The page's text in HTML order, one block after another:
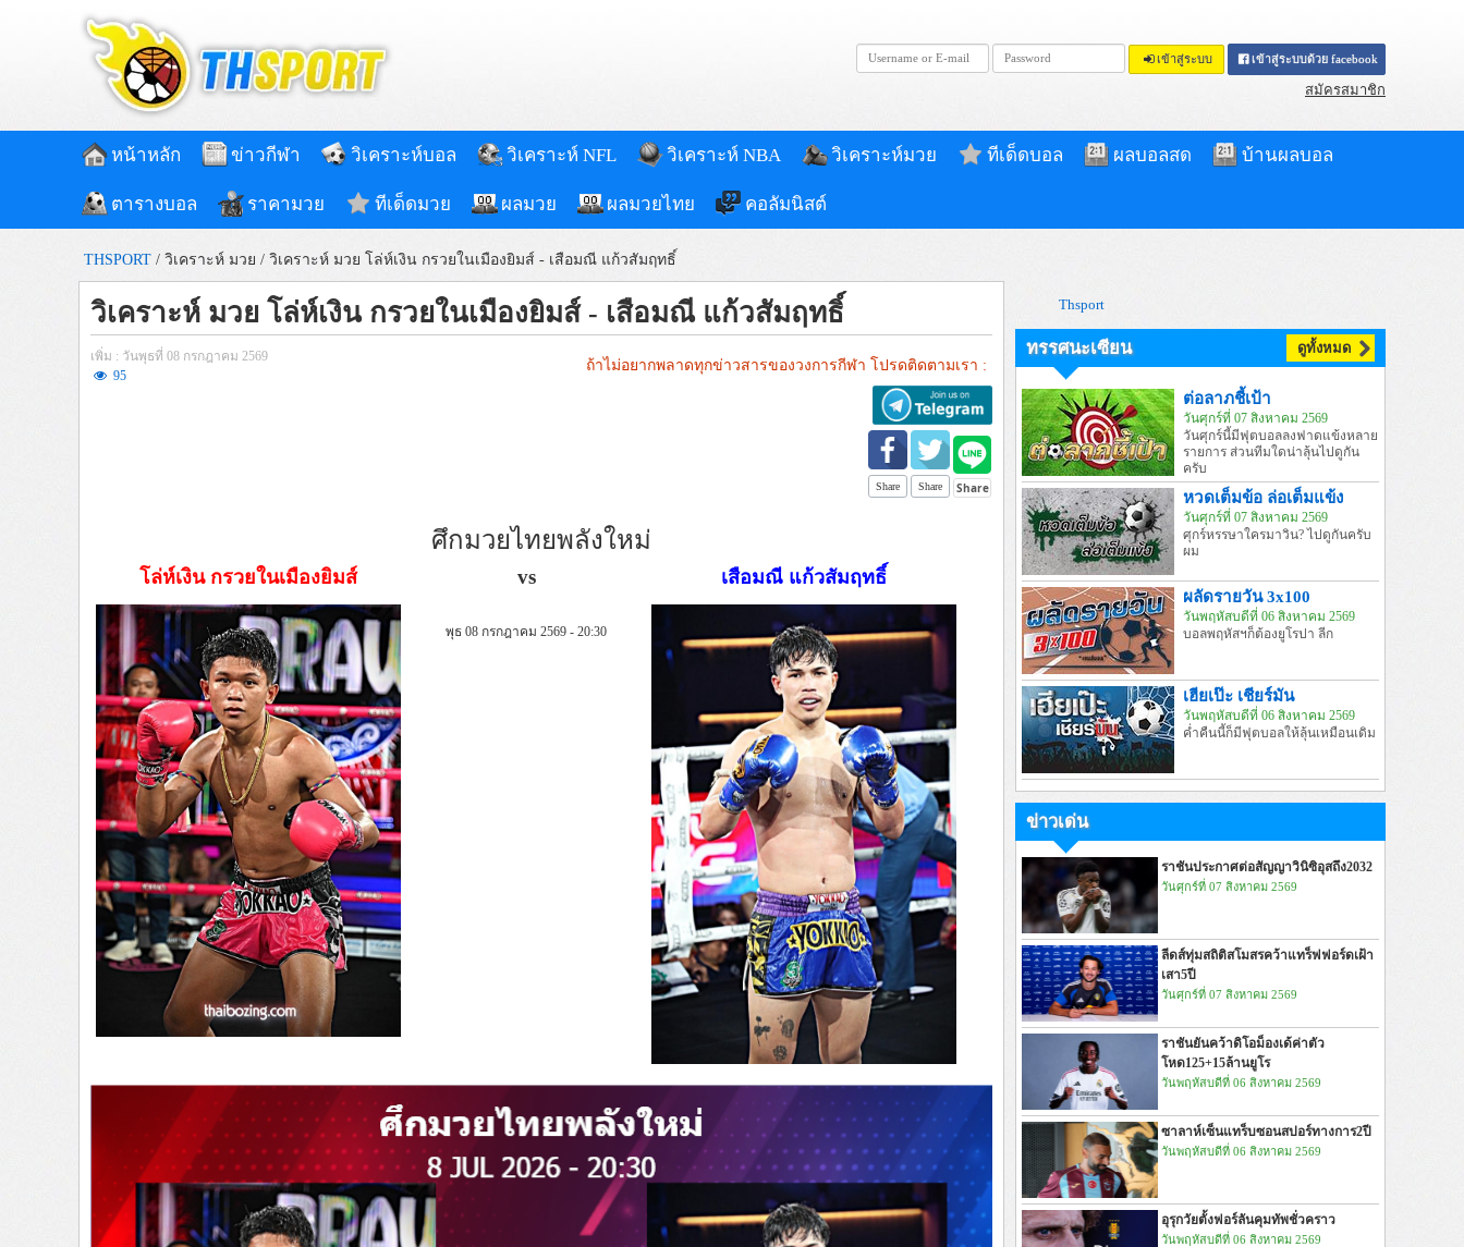
เข้าสู่ระบบ เข้าสู่ระบบด้วย facebook
สมัครสมาชิก
หน้าหลัก ข่าวกีฬา วิเคราะห์บอล วิเคราะห์ NFL วิเคราะห์ NBA วิเคราะห์มวย ทีเด็ดบอล ผลบอลสด บ้านผลบอล
ตารางบอล ราคามวย ทีเด็ดมวย ผลมวย ผลมวยไทย คอลัมนิสต์
THSPORT / วิเคราะห์ มวย / วิเคราะห์ มวย โล่ห์เงิน กรวยในเมืองยิมส์ - เสือมณี แก้วสัมฤทธิ์
วิเคราะห์ มวย โล่ห์เงิน กรวยในเมืองยิมส์ - เสือมณี แก้วสัมฤทธิ์
เพิ่ม : วันพุธที่ 08 กรกฎาคม 2569
95
ถ้าไม่อยากพลาดทุกข่าวสารของวงการกีฬา โปรดติดตามเรา :
Share Share
ศึกมวยไทยพลังใหม่
โล่ห์เงิน กรวยในเมืองยิมส์ vs
พุธ 08 กรกฎาคม 2569 - 20:30
เสือมณี แก้วสัมฤทธิ์
Thsport
ทรรศนะเซียน ดูทั้งหมด
ต่อลาภชี้เป้า
วันศุกร์ที่ 07 สิงหาคม 2569
วันศุกร์นี้มีฟุตบอลลงฟาดแข้งหลาย
รายการ ส่วนทีมใดน่าลุ้นไปดูกัน
ครับ
หวดเต็มข้อ ล่อเต็มแข้ง
วันศุกร์ที่ 07 สิงหาคม 2569
ศุกร์หรรษาใครมาวิน? ไปดูกันครับ
ผม
ผลัดรายวัน 3x100
วันพฤหัสบดีที่ 06 สิงหาคม 2569
บอลพฤหัสฯก็ต้องยูโรปา ลีก
เฮียเป๊ะ เชียร์มัน
วันพฤหัสบดีที่ 06 สิงหาคม 2569
ค่ำคืนนี้ก็มีฟุตบอลให้ลุ้นเหมือนเดิม
ข่าวเด่น
ราชันประกาศต่อสัญญาวินิซิอุสถึง2032
วันศุกร์ที่ 07 สิงหาคม 2569
ลีดส์ทุ่มสถิติสโมสรคว้าแทร็ฟฟอร์ดเฝ้า
เสา5ปี
วันศุกร์ที่ 07 สิงหาคม 2569
ราชันยันคว้าดิโอม็องเด้ค่าตัว
โหด125+15ล้านยูโร
วันพฤหัสบดีที่ 06 สิงหาคม 2569
ซาลาห์เซ็นแทร็บซอนสปอร์ทางการ2ปี
วันพฤหัสบดีที่ 06 สิงหาคม 2569
อุรุกวัยตั้งฟอร์ลันคุมทัพชั่วคราว
วันพฤหัสบดีที่ 06 สิงหาคม 2569